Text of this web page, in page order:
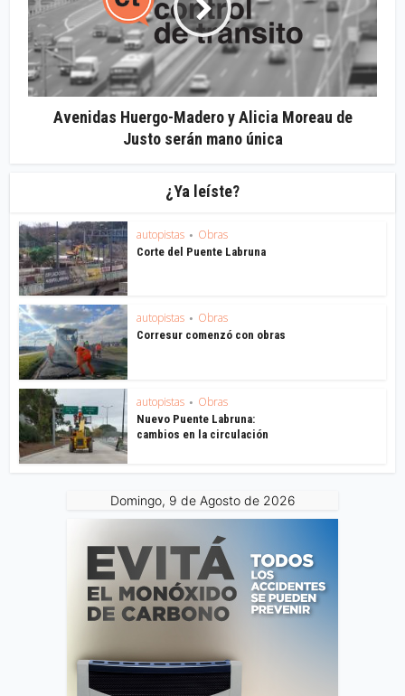
Avenidas Huergo-Madero y Alicia Moreau de
Justo serán mano única
¿Ya leíste?
autopistas • Obras
Corte del Puente Labruna
autopistas • Obras
Corresur comenzó con obras
autopistas • Obras
Nuevo Puente Labruna:
cambios en la circulación
Domingo, 9 de Agosto de 2026